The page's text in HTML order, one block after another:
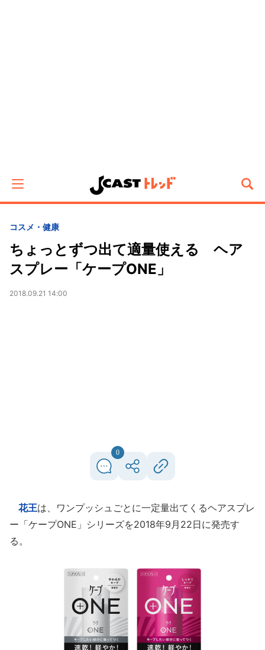
コスメ・健康
ちょっとずつ出て適量使える ヘア
スプレー「ケープONE」
2018.09.21 14:00
0
花王は、ワンプッシュごとに一定量出てくるヘアスプレ
ー「ケープONE」シリーズを2018年9月22日に発売す
る。